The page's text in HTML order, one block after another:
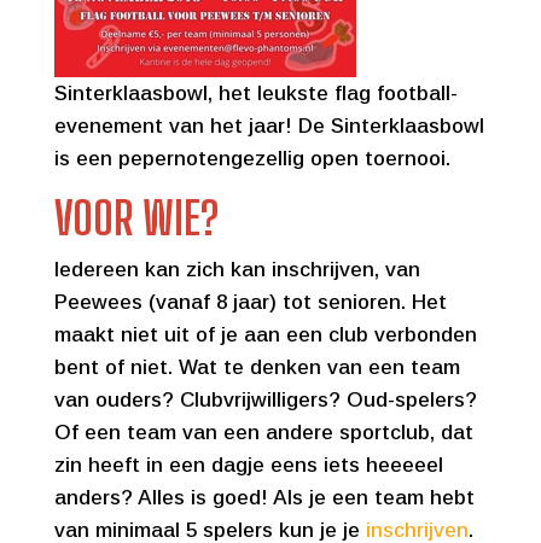
Sinterklaasbowl, het leukste flag football-
evenement van het jaar! De Sinterklaasbowl
is een pepernotengezellig open toernooi.
VOOR WIE?
Iedereen kan zich kan inschrijven, van
Peewees (vanaf 8 jaar) tot senioren. Het
maakt niet uit of je aan een club verbonden
bent of niet. Wat te denken van een team
van ouders? Clubvrijwilligers? Oud-spelers?
Of een team van een andere sportclub, dat
zin heeft in een dagje eens iets heeeeel
anders? Alles is goed! Als je een team hebt
van minimaal 5 spelers kun je je inschrijven.